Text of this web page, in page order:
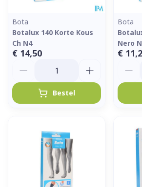
Bota
Botalux 140 Korte Kous
Ch N4
€ 14,50
Bestel
Bota
Nero
€